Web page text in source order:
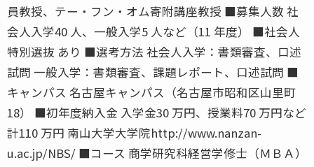
員教授、テー・フン・オム寄附講座教授 ■募集人数 社
会人入学40 人、一般入学5 人など（11 年度） ■社会人
特別選抜 あり ■選考方法 社会人入学：書類審査、口述
試問 一般入学：書類審査、課題レポート、口述試問 ■
キャンパス 名古屋キャンパス（名古屋市昭和区山里町
18） ■初年度納入金 入学金30 万円、授業料70 万円など
計110 万円 南山大学大学院http://www.nanzan-
u.ac.jp/NBS/ ■コース 商学研究科経営学修士（ＭＢＡ）